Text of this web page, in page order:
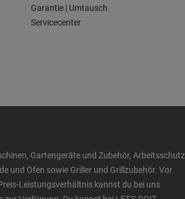
Garantie | Umtausch
Servicecenter
Gartengeräte und Zubehör, Arbeitsschutz
und Öfen sowie Griller und Grillzubehör. Vor
Leistungsverhältnis kannst du bei uns